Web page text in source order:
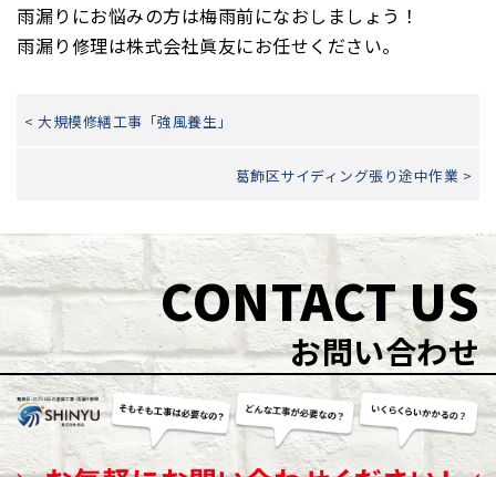
雨漏りにお悩みの方は梅雨前になおしましょう！
雨漏り修理は株式会社眞友にお任せください。
< 大規模修繕工事「強風養生」
葛飾区サイディング張り途中作業 >
CONTACT US
お問い合わせ